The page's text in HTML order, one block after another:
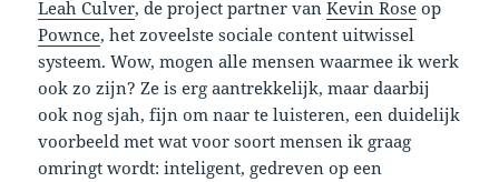
Leah Culver, de project partner vanKevin Rose op
Pownce, het zoveelste sociale content uitwissel
systeem. Wow, mogen alle mensen waarmee ik werk
ook zo zijn? Ze is erg aantrekkelijk, maar daarbij
ook nog sjah, fijn om naar te luisteren, een duidelijk
voorbeeld met wat voor soort mensen ik graag
omringt wordt: inteligent, gedreven op een